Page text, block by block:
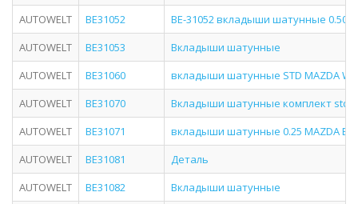
AUTOWELT
BE31052
BE-31052 вкладыши шатунные 0.50
AUTOWELT
BE31053
Вкладыши шатунные
AUTOWELT
BE31060
вкладыши шатунные STD MAZDA
AUTOWELT
BE31070
Вкладыши шатунные комплект std
AUTOWELT
BE31071
вкладыши шатунные 0.25 MAZDA B1-
AUTOWELT
BE31081
Деталь
AUTOWELT
BE31082
Вкладыши шатунные